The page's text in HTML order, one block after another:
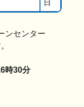
日
ンセンター
時30分